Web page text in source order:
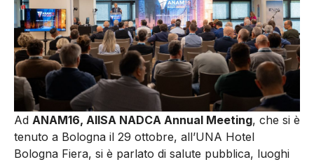
Ad ANAM16, AIISA NADCA Annual Meeting, che si è
tenuto a Bologna il 29 ottobre, all’UNA Hotel
Bologna Fiera, si è parlato di salute pubblica, luoghi